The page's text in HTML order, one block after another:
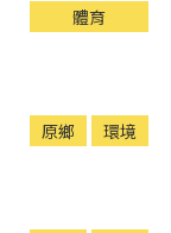
體育
原鄉 環境